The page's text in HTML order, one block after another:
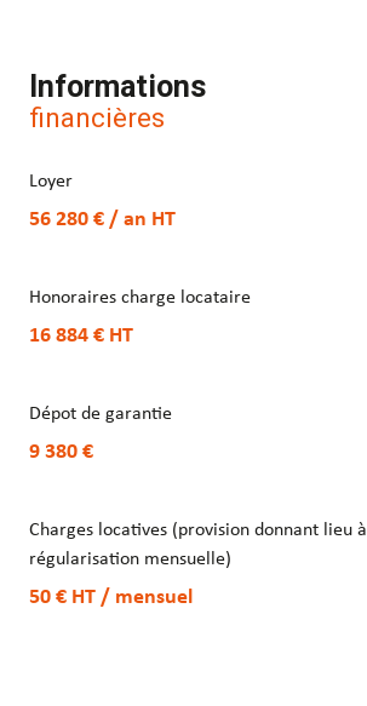
Informations
financières
Loyer
56 280 € / an HT
Honoraires charge locataire
16 884 € HT
Dépot de garantie
9 380 €
Charges locatives (provision donnant lieu à
régularisation mensuelle)
50 € HT / mensuel